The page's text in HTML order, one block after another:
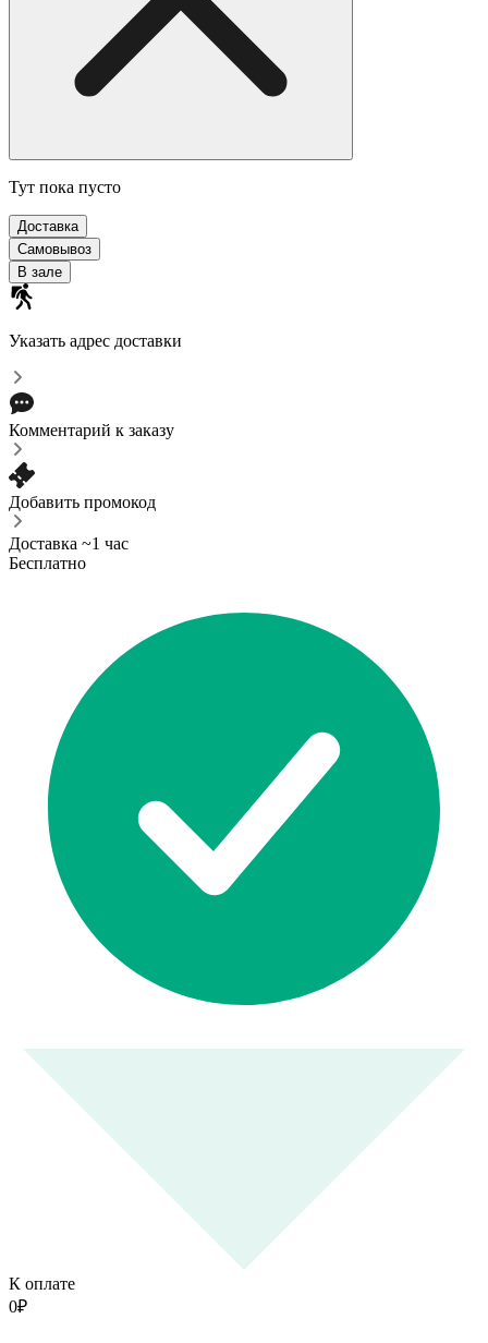
Тут пока пусто
Доставка
Самовывоз
В зале
Указать адрес доставки
Комментарий к заказу
Добавить промокод
Доставка ~1 час
Бесплатно
К оплате
0₽